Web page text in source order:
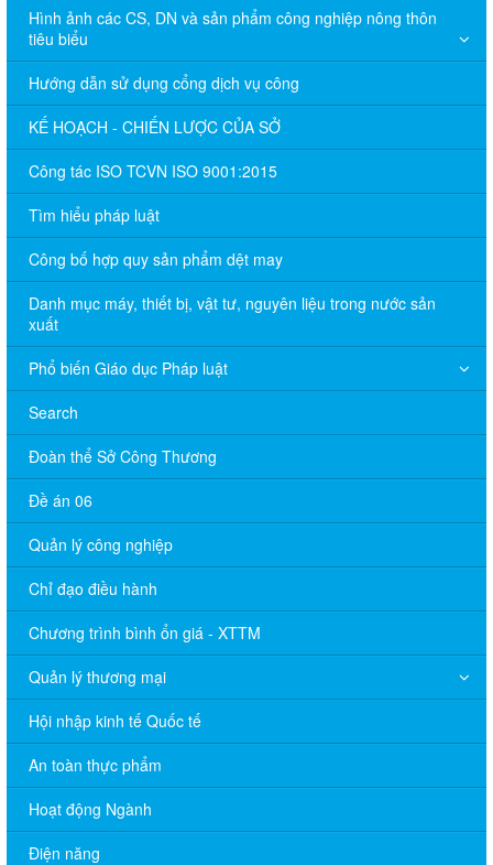
Hình ảnh các CS, DN và sản phẩm công nghiệp nông thôn
tiêu biểu
Hướng dẫn sử dụng cổng dịch vụ công
KẾ HOẠCH - CHIẾN LƯỢC CỦA SỞ
Công tác ISO TCVN ISO 9001:2015
Tìm hiểu pháp luật
Công bố hợp quy sản phẩm dệt may
Danh mục máy, thiết bị, vật tư, nguyên liệu trong nước sản
xuất
Phổ biến Giáo dục Pháp luật
Search
Đoàn thể Sở Công Thương
Đề án 06
Quản lý công nghiệp
Chỉ đạo điều hành
Chương trình bình ổn giá - XTTM
Quản lý thương mại
Hội nhập kinh tế Quốc tế
An toàn thực phẩm
Hoạt động Ngành
Điện năng